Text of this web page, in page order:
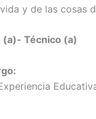
y de las cosas
(a)- Técnico (a)